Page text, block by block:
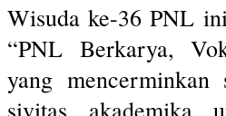
Wisuda ke-36 PNL
“PNL Berkarya,
yang mencerminkan
sivitas akademika